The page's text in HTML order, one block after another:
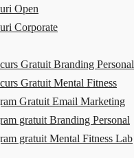
Open
Corporate
Gratuit Branding Personal
Gratuit Mental Fitness
Gratuit Email Marketing
gratuit Branding Personal
gratuit Mental Fitness Lab